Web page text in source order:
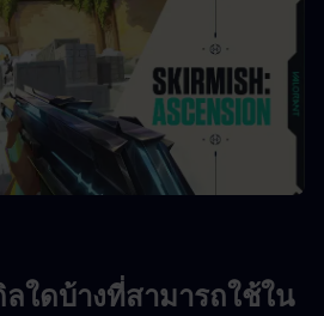
ลใดบ้างที่สามารถใช้ใน